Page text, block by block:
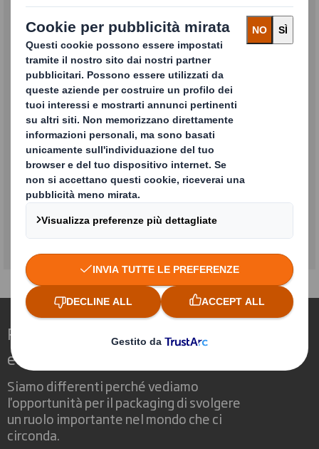
CONTATTACI
Prodotti packaging
Trova la soluzione che si adatta alle
tue esigenze
MAGGIORI INFORMAZIONI
Ridefinire il packaging per un mondo in
evoluzione
Siamo differenti perché vediamo
l'opportunità per il packaging di svolgere
un ruolo importante nel mondo che ci
circonda.